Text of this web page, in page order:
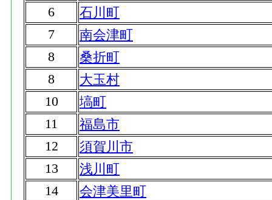
6
石川町
7
南会津町
8
桑折町
8
大玉村
10
塙町
11
福島市
12
須賀川市
13
浅川町
14
会津美里町